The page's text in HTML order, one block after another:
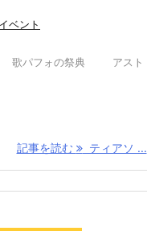
ベント
歌パフォの祭典 アスト
記事を読む ティアソ ...